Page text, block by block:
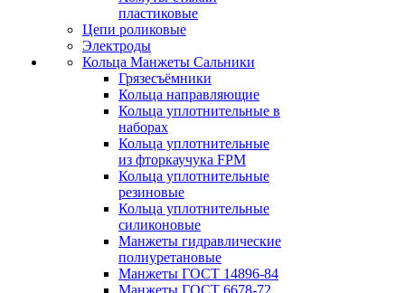
пластиковые
Цепи роликовые
Электроды
Кольца Манжеты Сальники
Грязесъёмники
Кольца направляющие
Кольца уплотнительные в
наборах
Кольца уплотнительные
из фторкаучука FPM
Кольца уплотнительные
резиновые
Кольца уплотнительные
силиконовые
Манжеты гидравлические
полиуретановые
Манжеты ГОСТ 14896-84
Манжеты ГОСТ 6678-72